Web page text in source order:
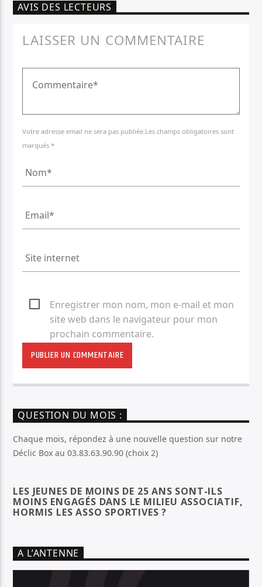
AVIS DES LECTEURS
LAISSER UN COMMENTAIRE
Votre adresse email ne sera pas publiée.Les champs obligatoires sont
marqués *
Enregistrer mon nom, mon e-mail et mon
site web dans le navigateur pour mon
prochain commentaire.
QUESTION DU MOIS :
Chaque mois, répondez à une nouvelle question sur notre
Déclic Box au 03.83.63.90.90 (choix 2)
LES JEUNES DE MOINS DE 25 ANS SONT-ILS
MOINS ENGAGÉS DANS LE MILIEU ASSOCIATIF,
HORMIS LES ASSO SPORTIVES ?
A L’ANTENNE